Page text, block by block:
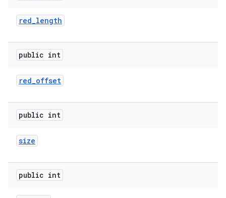
red_length
public int
red_offset
public int
size
public int